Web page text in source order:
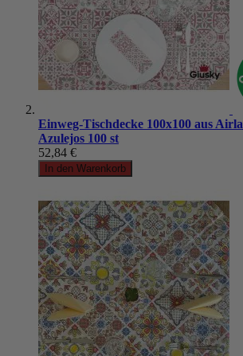
Einweg-Tischdecke 100x100 aus
Azulejos 100 st
52,84 €
In den Warenkorb